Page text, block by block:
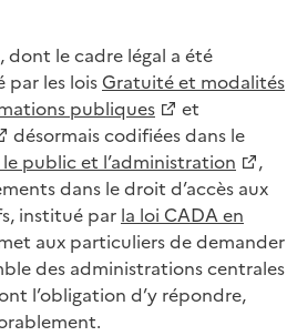
dont le cadre légal a été
les loisGratuité et modalités
publiques
et
désormais codifiées dans le
public et l’administration
,
dans le droit d’accès aux
institué par la loi CADA en
aux particuliers de demander
des administrations centrales
l’obligation d’y répondre,